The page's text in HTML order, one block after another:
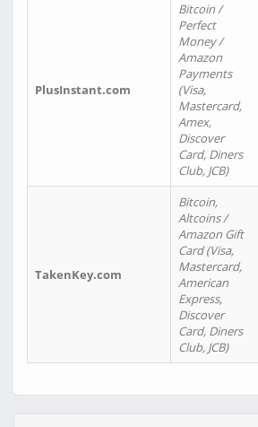
PlusInstant.com
Bitcoin /
Perfect
Money /
Amazon
Payments
(Visa,
Mastercard,
Amex,
Discover
Card, Diners
Club, JCB)
TakenKey.com
Bitcoin,
Altcoins /
Amazon Gift
Card (Visa,
Mastercard,
American
Express,
Discover
Card, Diners
Club, JCB)